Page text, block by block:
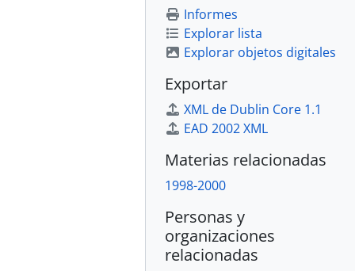
Informes
Explorar lista
Explorar objetos digitales
Exportar
XML de Dublin Core 1.1
EAD 2002 XML
Materias relacionadas
1998-2000
Personas y
organizaciones
relacionadas